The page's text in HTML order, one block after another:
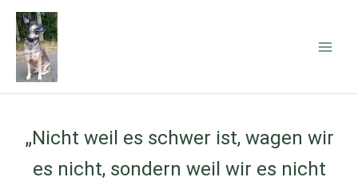
Zum
Inhalt
springen
„Nicht weil es schwer ist, wagen wir
es nicht, sondern weil wir es nicht